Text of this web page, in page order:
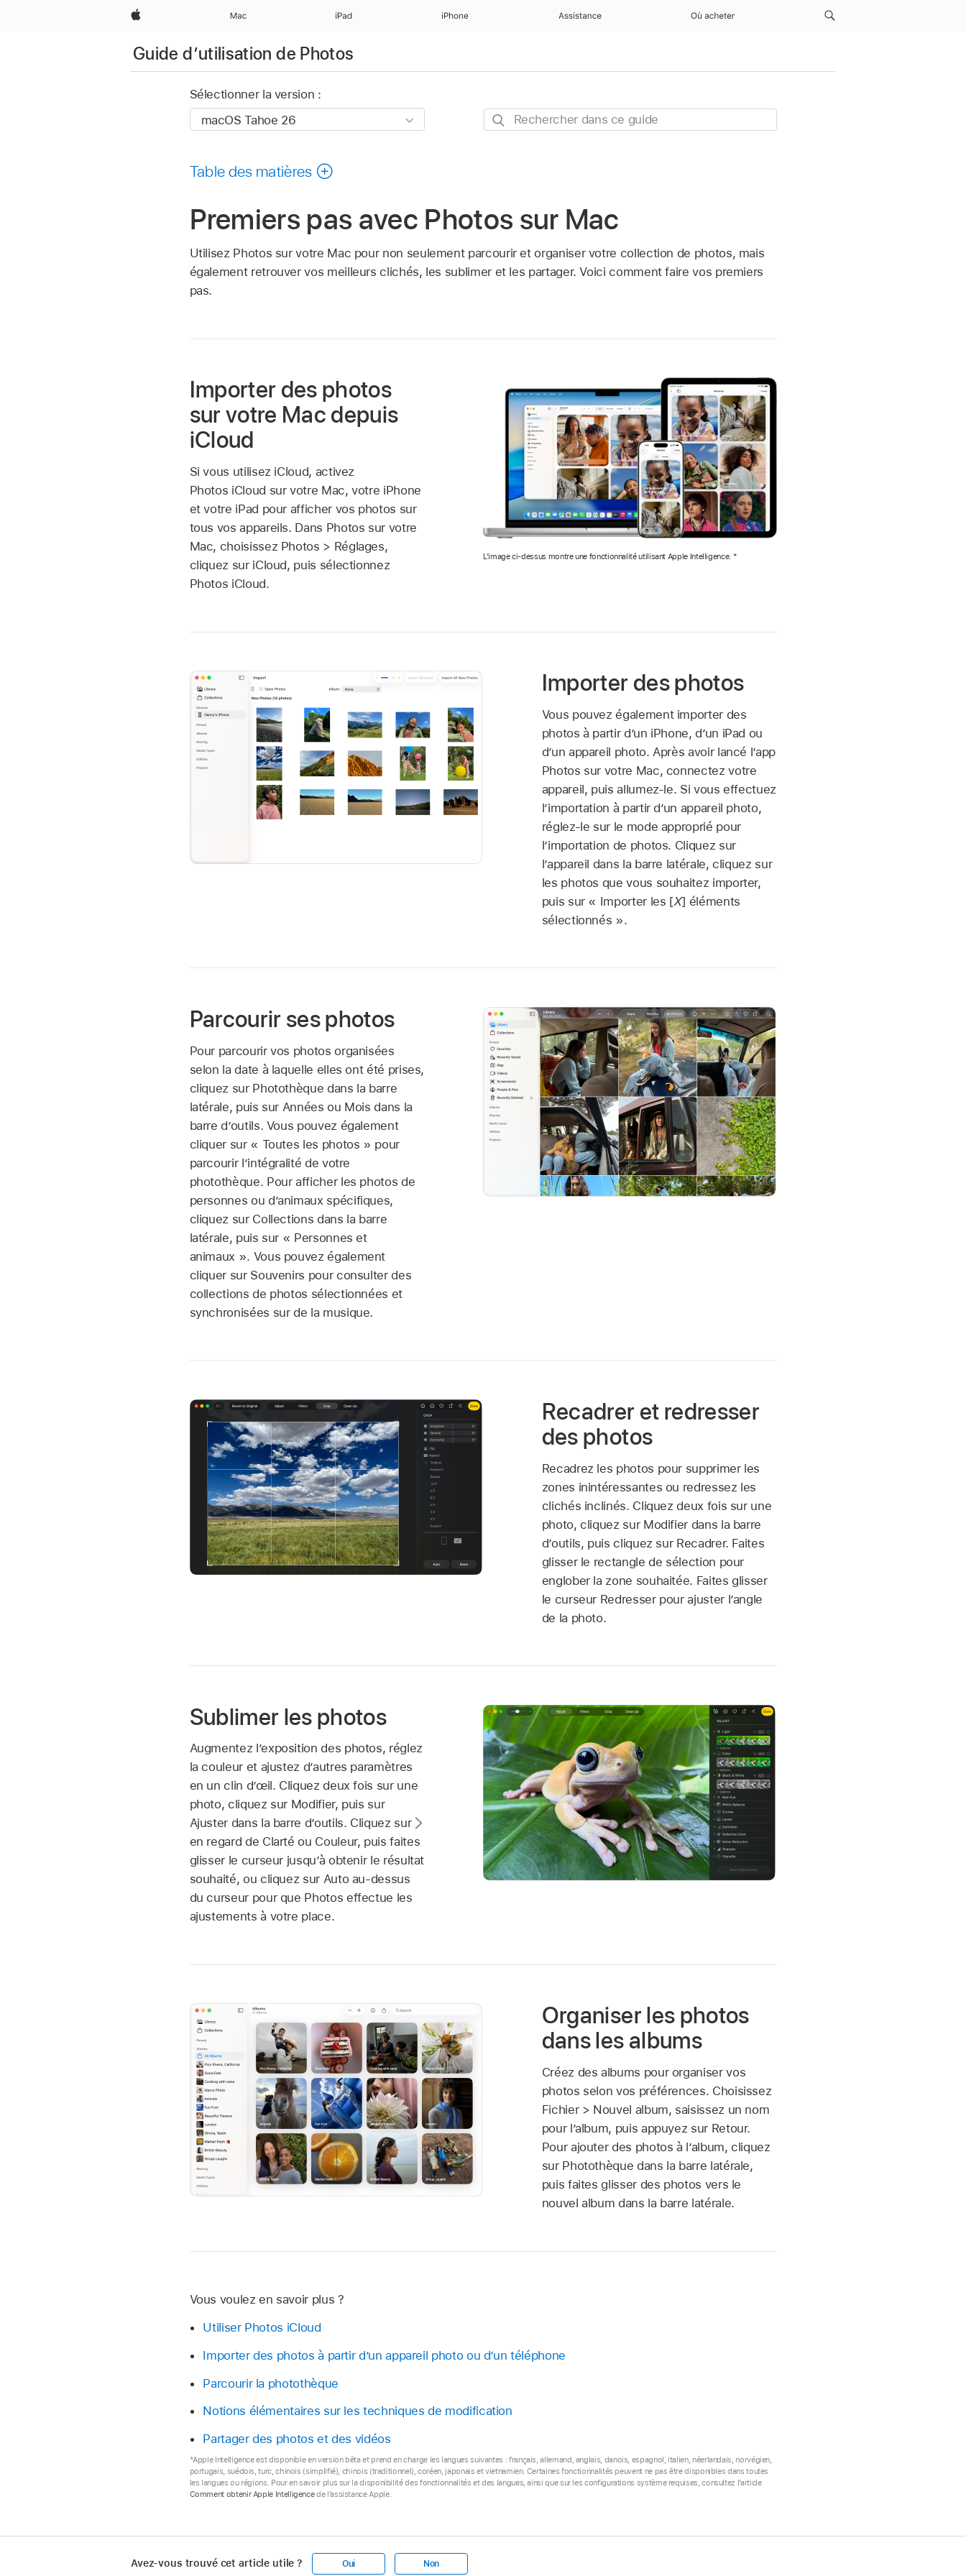
Apple Mac iPad iPhone Assistance Où acheter
Guide d’utilisation de Photos
Sélectionner la version :
Rechercher
Table des matières
Premiers pas avec Photos sur Mac
Utilisez Photos sur votre Mac pour non seulement parcourir et organiser votre collection de photos, mais
également retrouver vos meilleurs clichés, les sublimer et les partager. Voici comment faire vos premiers
pas.
L’image ci-dessus montre une fonctionnalité utilisant Apple Intelligence. *
Importer des photos
sur votre Mac depuis
iCloud
Si vous utilisez iCloud, activez
Photos iCloud sur votre Mac, votre iPhone
et votre iPad pour afficher vos photos sur
tous vos appareils. Dans Photos sur votre
Mac, choisissez Photos > Réglages,
cliquez sur iCloud, puis sélectionnez
Photos iCloud.
Importer des photos
Vous pouvez également importer des
photos à partir d’un iPhone, d’un iPad ou
d’un appareil photo. Après avoir lancé l’app
Photos sur votre Mac, connectez votre
appareil, puis allumez-le. Si vous effectuez
l’importation à partir d’un appareil photo,
réglez-le sur le mode approprié pour
l’importation de photos. Cliquez sur
l’appareil dans la barre latérale, cliquez sur
les photos que vous souhaitez importer,
puis sur « Importer les [X] éléments
sélectionnés ».
Parcourir ses photos
Pour parcourir vos photos organisées
selon la date à laquelle elles ont été prises,
cliquez sur Photothèque dans la barre
latérale, puis sur Années ou Mois dans la
barre d’outils. Vous pouvez également
cliquer sur « Toutes les photos » pour
parcourir l’intégralité de votre
photothèque. Pour afficher les photos de
personnes ou d’animaux spécifiques,
cliquez sur Collections dans la barre
latérale, puis sur « Personnes et
animaux ». Vous pouvez également
cliquer sur Souvenirs pour consulter des
collections de photos sélectionnées et
synchronisées sur de la musique.
Recadrer et redresser
des photos
Recadrez les photos pour supprimer les
zones inintéressantes ou redressez les
clichés inclinés. Cliquez deux fois sur une
photo, cliquez sur Modifier dans la barre
d’outils, puis cliquez sur Recadrer. Faites
glisser le rectangle de sélection pour
englober la zone souhaitée. Faites glisser
le curseur Redresser pour ajuster l’angle
de la photo.
Sublimer les photos
Augmentez l’exposition des photos, réglez
la couleur et ajustez d’autres paramètres
en un clin d’œil. Cliquez deux fois sur une
photo, cliquez sur Modifier, puis sur
Ajuster dans la barre d’outils. Cliquez sur
en regard de Clarté ou Couleur, puis faites
glisser le curseur jusqu’à obtenir le résultat
souhaité, ou cliquez sur Auto au-dessus
du curseur pour que Photos effectue les
ajustements à votre place.
Organiser les photos
dans les albums
Créez des albums pour organiser vos
photos selon vos préférences. Choisissez
Fichier > Nouvel album, saisissez un nom
pour l’album, puis appuyez sur Retour.
Pour ajouter des photos à l’album, cliquez
sur Photothèque dans la barre latérale,
puis faites glisser des photos vers le
nouvel album dans la barre latérale.
Vous voulez en savoir plus ?
Utiliser Photos iCloud
Importer des photos à partir d’un appareil photo ou d’un téléphone
Parcourir la photothèque
Notions élémentaires sur les techniques de modification
Partager des photos et des vidéos
*Apple Intelligence est disponible en version bêta et prend en charge les langues suivantes : français, allemand, anglais, danois, espagnol, italien, néerlandais, norvégien,
portugais, suédois, turc, chinois (simplifié), chinois (traditionnel), coréen, japonais et vietnamien. Certaines fonctionnalités peuvent ne pas être disponibles dans toutes
les langues ou régions. Pour en savoir plus sur la disponibilité des fonctionnalités et des langues, ainsi que sur les configurations système requises, consultez l’article
Comment obtenir Apple Intelligencede l’assistance Apple.
Avez-vous trouvé cet article utile ? Oui Non